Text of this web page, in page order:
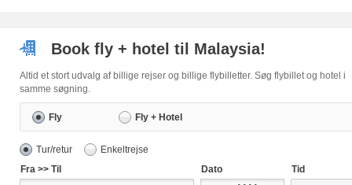
Book fly + hotel til Malaysia!
Altid et stort udvalg af billige rejser og billige flybilletter. Søg flybillet og hotel i
samme søgning.
Fly Fly + Hotel
Tur/retur
Enkeltrejse
Fra >> Til
Dato Tid